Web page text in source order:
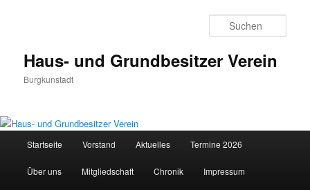
Haus- und Grundbesitzer Verein
Burgkunstadt
Startseite Vorstand Aktuelles Termine 2026
Über uns Mitgliedschaft Chronik Impressum